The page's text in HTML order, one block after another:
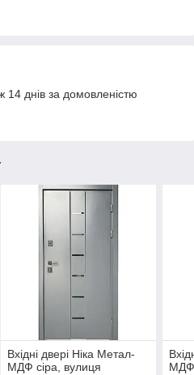
днів за домовленістю
Вхідні двері Ніка Метал-
МДФ сіра, вулиця
МДФ